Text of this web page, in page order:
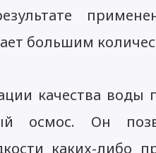
большим
качества
осмос. Он
каких-либо